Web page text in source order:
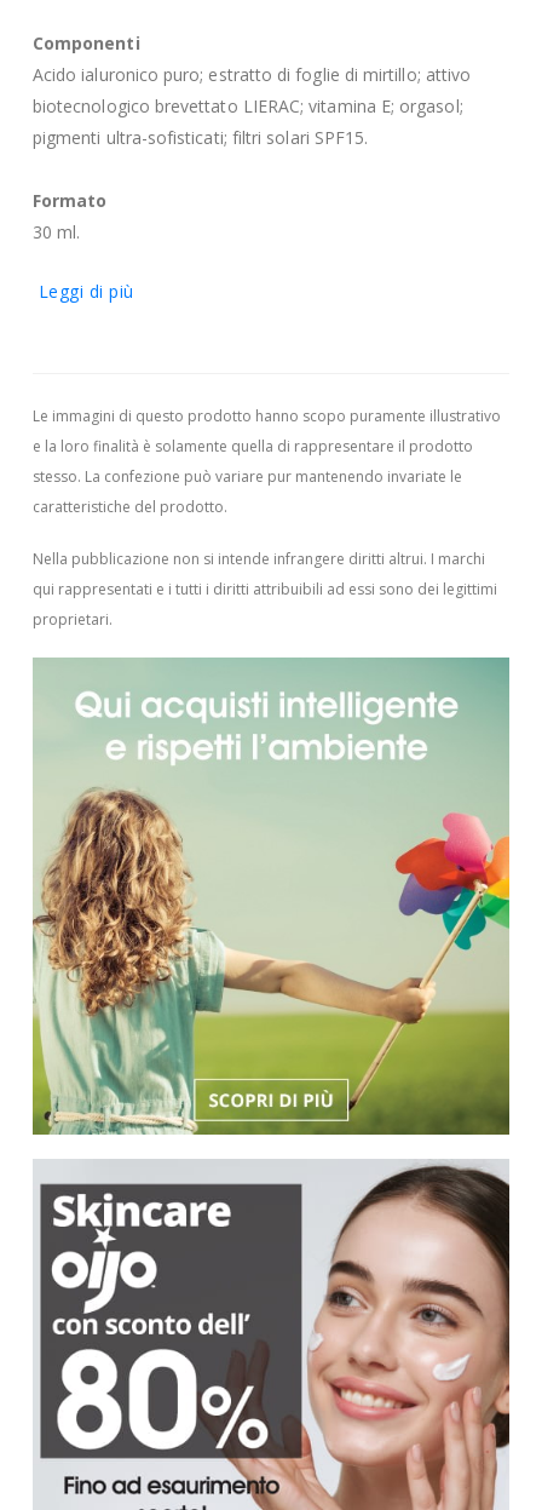
Componenti
Acido ialuronico puro; estratto di foglie di mirtillo; attivo
biotecnologico brevettato LIERAC; vitamina E; orgasol;
pigmenti ultra-sofisticati; filtri solari SPF15.
Formato
30 ml.
Leggi di più
Le immagini di questo prodotto hanno scopo puramente illustrativo
e la loro finalità è solamente quella di rappresentare il prodotto
stesso. La confezione può variare pur mantenendo invariate le
caratteristiche del prodotto.
Nella pubblicazione non si intende infrangere diritti altrui. I marchi
qui rappresentati e i tutti i diritti attribuibili ad essi sono dei legittimi
proprietari.